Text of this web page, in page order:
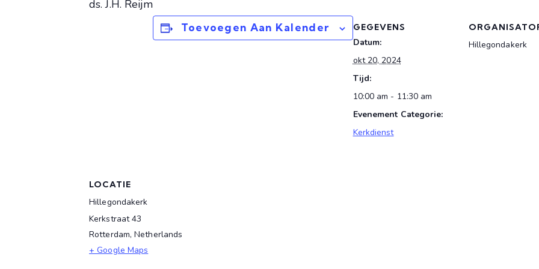
ds. J.H. Reijm
Toevoegen Aan Kalender GEGEVENS
Datum:
okt 20, 2024
Tijd:
10:00 am - 11:30 am
Evenement Categorie:
Kerkdienst
Hillegondakerk
LOCATIE
Hillegondakerk
Kerkstraat 43
Rotterdam, Netherlands
+ Google Maps